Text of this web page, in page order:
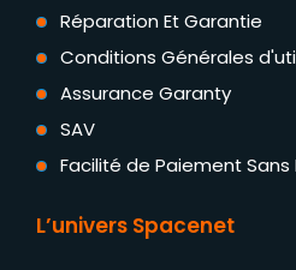
Réparation Et Garantie
Conditions Générales
Assurance Garanty
SAV
Facilité de Paiement
L’univers Spacenet